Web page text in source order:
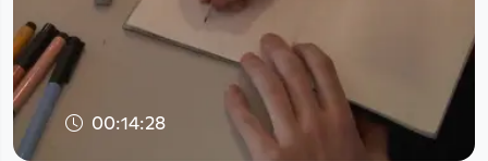
00:14:28